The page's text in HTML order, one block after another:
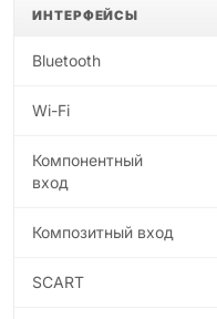
ИНТЕРФЕЙСЫ
Bluetooth
Wi-Fi
Компонентный
вход
Композитный вход
SCART